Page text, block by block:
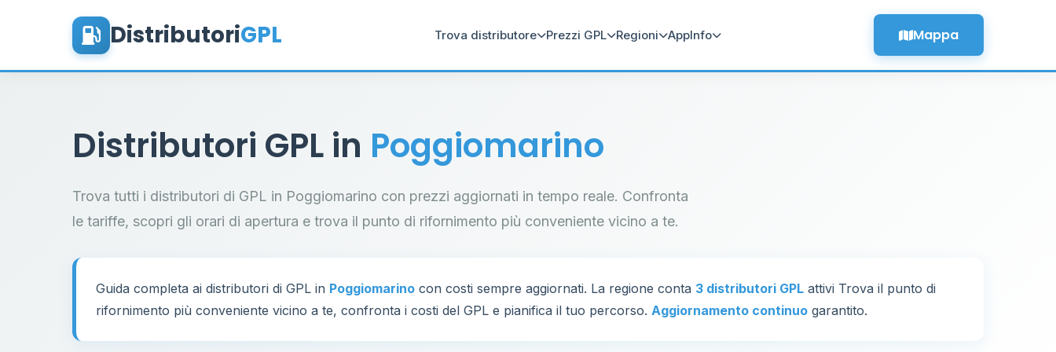
DistributoriGPL Trova distributore Prezzi GPL Regioni AppInfo Mappa
Distributori GPL in Poggiomarino
Trova tutti i distributori di GPL in Poggiomarino con prezzi aggiornati in tempo reale. Confronta
le tariffe, scopri gli orari di apertura e trova il punto di rifornimento più conveniente vicino a te.
Guida completa ai distributori di GPL in Poggiomarino con costi sempre aggiornati. La regione conta 3 distributori GPL attivi Trova il punto di
rifornimento più conveniente vicino a te, confronta i costi del GPL e pianifica il tuo percorso. Aggiornamento continuo garantito.